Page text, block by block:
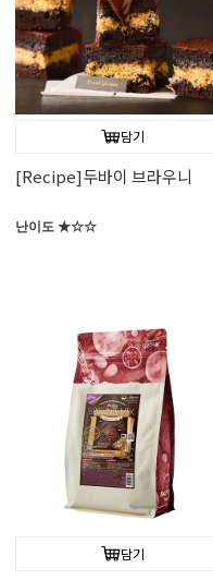
담기
[Recipe]두바이 브라우니
난이도 ★☆☆
담기